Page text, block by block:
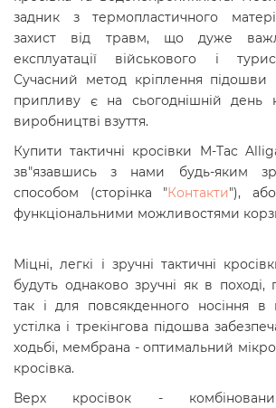
задник з термопластичного
захист від травм, що дуже
експлуатації військового і
Сучасний метод кріплення
припливу є на сьогоднішній день
виробництві взуття.
Купити тактичні кросівки M-Tac
зв"язавшись з нами будь-яким
способом (сторінка "Контакти"),
функціональними можливостями
Міцні, легкі і зручні тактичні
будуть однаково зручні як в поході,
так і для повсякденного носіння в
устілка і трекінгова підошва
ходьбі, мембрана - оптимальний
кросівка.
Верх кросівок -